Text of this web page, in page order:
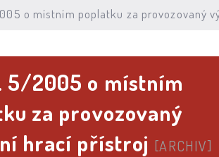
o místním poplatku za provozovaný
5/2005 o místním
za provozovaný
hrací přístroj [ARCHIV]